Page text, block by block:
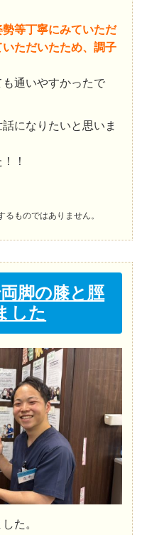
等丁寧にみていただ
ただいたため、調子
通いやすかったで
になりたいと思いま
！
ものではありません。
脚の膝と脛
した
た。